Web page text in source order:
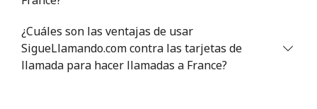
¿Cuáles son las ventajas de usar
SigueLlamando.com contra las tarjetas de
llamada para hacer llamadas a France?